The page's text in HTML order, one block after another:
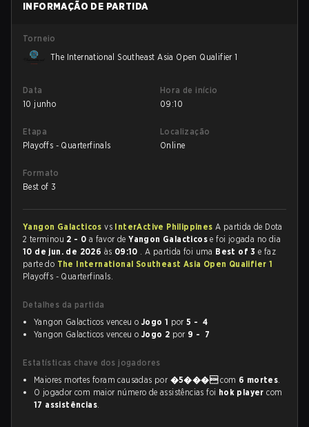
INFORMAÇÃO DE PARTIDA
Torneio
The International Southeast Asia Open Qualifier 1
Data
10 junho
Hora de início
09:10
Etapa
Playoffs - Quarterfinals
Localização
Online
Formato
Best of 3
Yangon Galacticosvs InterActive PhilippinesA partida de Dota
2 terminou 2 - 0 a favor deYangon Galacticose foi jogada no dia
10 de jun. de 2026 às 09:10 . A partida foi uma Best of 3e faz
parte do The International Southeast Asia Open Qualifier 1
Playoffs - Quarterfinals.
Detalhes da partida
Yangon Galacticos venceu o Jogo 1 por5 - 4
Yangon Galacticos venceu o Jogo 2 por 9 - 7
Estatísticas chave dos jogadores
Maiores mortes foram causadas por �5���com 6 mortes.
O jogador com maior número de assistências foi hok player com
17 assistências.